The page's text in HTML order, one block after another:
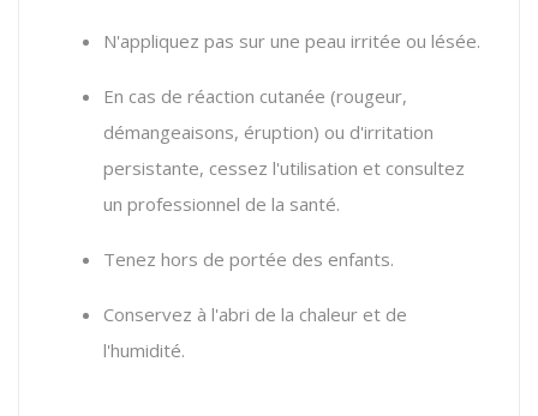
N'appliquez pas sur une peau irritée ou lésée.
En cas de réaction cutanée (rougeur,
démangeaisons, éruption) ou d'irritation
persistante, cessez l'utilisation et consultez
un professionnel de la santé.
Tenez hors de portée des enfants.
Conservez à l'abri de la chaleur et de
l'humidité.